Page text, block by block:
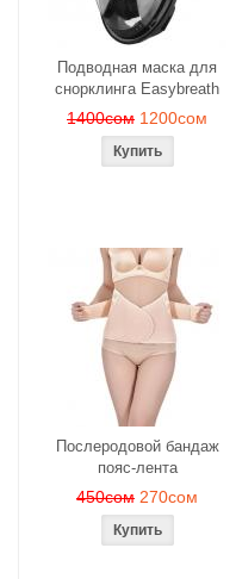
Подводная маска для
снорклинга Easybreath
1400сом 1200сом
Послеродовой бандаж
пояс-лента
450сом 270сом